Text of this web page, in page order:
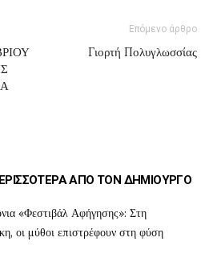
Επόμενο άρθρο
Γιορτή Πολυγλωσσίας
ΑΠΟ ΤΟΝ ΔΗΜΙΟΥΡΓΟ
«Φεστιβάλ Αφήγησης»: Στη
οι μύθοι επιστρέφουν στη φύση